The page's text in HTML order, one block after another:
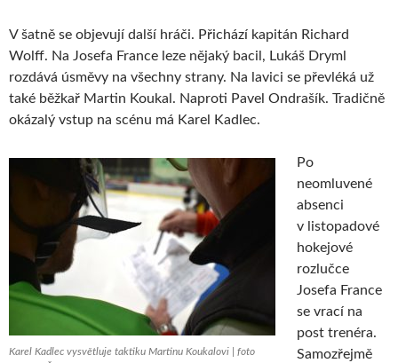
V šatně se objevují další hráči. Přichází kapitán Richard
Wolff. Na Josefa France leze nějaký bacil, Lukáš Dryml
rozdává úsměvy na všechny strany. Na lavici se převléká už
také běžkař Martin Koukal. Naproti Pavel Ondrašík. Tradičně
okázalý vstup na scénu má Karel Kadlec.
Karel Kadlec vysvětluje taktiku Martinu Koukalovi | foto
Po
neomluvené
absenci
v listopadové
hokejové
rozlučce
Josefa France
se vrací na
post trenéra.
Samozřejmě